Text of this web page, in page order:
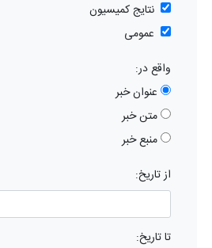
نتایج کمیسیون
عمومی
واقع در:
عنوان خبر
متن خبر
منبع خبر
از تاریخ:
تا تاریخ: